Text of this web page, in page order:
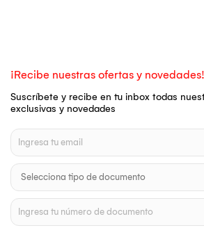
¡Recibe nuestras ofertas y novedades!
Suscríbete y recibe en tu inbox todas
exclusivas y novedades